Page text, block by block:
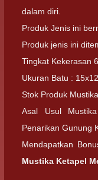
dalam diri.
Produk Jenis ini
Produk jenis ini
Tingkat Kekerasan
Ukuran Batu :
Stok Produk
Asal Usul
Penarikan Gunung
Mendapatkan
Mustika Ketapel